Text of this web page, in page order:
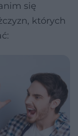
się
których